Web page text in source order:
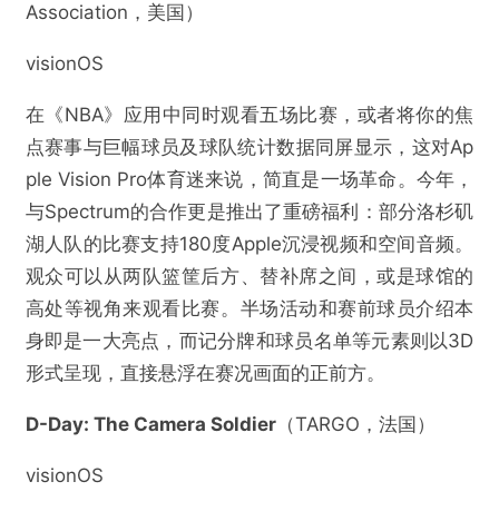
Association，美国）
visionOS
在《NBA》应用中同时观看五场比赛，或者将你的焦
点赛事与巨幅球员及球队统计数据同屏显示，这对Ap
ple Vision Pro体育迷来说，简直是一场革命。今年，
与Spectrum的合作更是推出了重磅福利：部分洛杉矶
湖人队的比赛支持180度Apple沉浸视频和空间音频。
观众可以从两队篮筐后方、替补席之间，或是球馆的
高处等视角来观看比赛。半场活动和赛前球员介绍本
身即是一大亮点，而记分牌和球员名单等元素则以3D
形式呈现，直接悬浮在赛况画面的正前方。
D-Day: The Camera Soldier​（TARGO，法国）
visionOS